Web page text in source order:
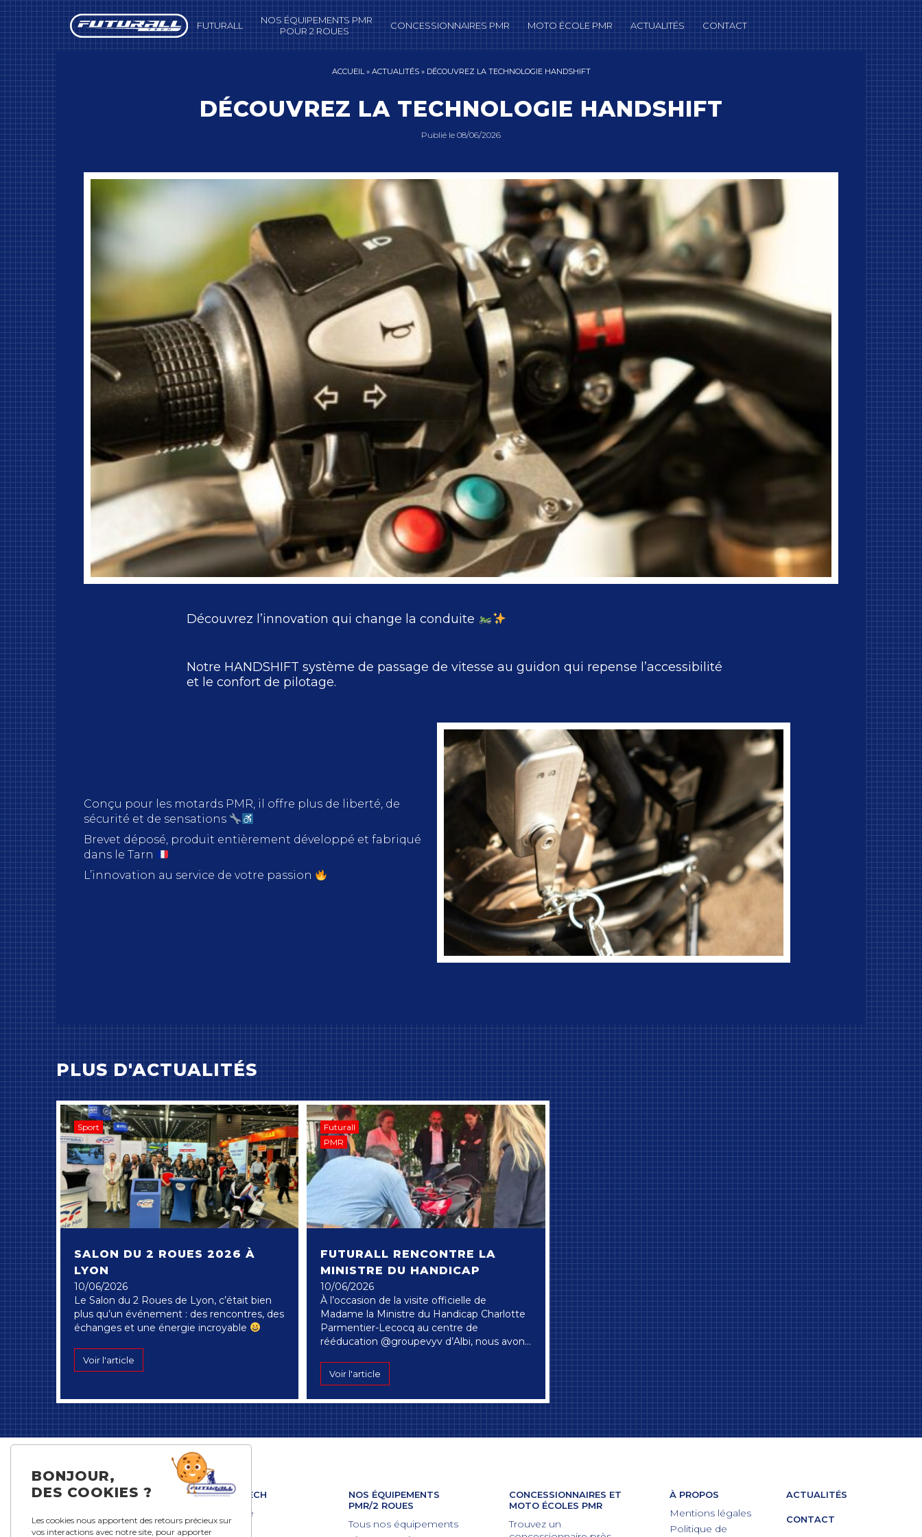
FUTURALL
NOS ÉQUIPEMENTS PMR
POUR 2 ROUES
CONCESSIONNAIRES PMR MOTO ÉCOLE PMR ACTUALITÉS CONTACT
ACCUEIL» ACTUALITÉS» DÉCOUVREZ LA TECHNOLOGIE HANDSHIFT
DÉCOUVREZ LA TECHNOLOGIE HANDSHIFT
Publié le 08/06/2026
Découvrez l’innovation qui change la conduite
Notre HANDSHIFT système de passage de vitesse au guidon qui repense l’accessibilité
et le confort de pilotage.
Conçu pour les motards PMR, il offre plus de liberté, de
sécurité et de sensations
Brevet déposé, produit entièrement développé et fabriqué
dans le Tarn
L’innovation au service de votre passion
PLUS D'ACTUALITÉS
SALON DU 2 ROUES 2026 À
LYON
Sport
10/06/2026
Le Salon du 2 Roues de Lyon, c’était bien
plus qu’un événement : des rencontres, des
échanges et une énergie incroyable
Voir l'article
FUTURALL RENCONTRE LA
MINISTRE DU HANDICAP
Futurall
PMR
10/06/2026
À l’occasion de la visite officielle de
Madame la Ministre du Handicap Charlotte
Parmentier-Lecocq au centre de
rééducation @groupevyv d’Albi, nous avons
école adaptée aux personnes à mobilité
réduite (PMR).
Voir l'article
FUTURALL TECH
Notre histoire
Notre projet
NOS ÉQUIPEMENTS
PMR/2 ROUES
Tous nos équipements
CONCESSIONNAIRES ET
MOTO ÉCOLES PMR
Trouvez un
À PROPOS
Mentions légales
Politique de
ACTUALITÉS
CONTACT
BONJOUR,
DES COOKIES ?
Les cookies nous apportent des retours précieux sur
vos interactions avec notre site, pour apporter